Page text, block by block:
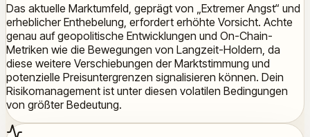
Das aktuelle Marktumfeld, geprägt von „Extremer Angst“ und
erheblicher Enthebelung, erfordert erhöhte Vorsicht. Achte
genau auf geopolitische Entwicklungen und On-Chain-
Metriken wie die Bewegungen von Langzeit-Holdern, da
diese weitere Verschiebungen der Marktstimmung und
potenzielle Preisuntergrenzen signalisieren können. Dein
Risikomanagement ist unter diesen volatilen Bedingungen
von größter Bedeutung.